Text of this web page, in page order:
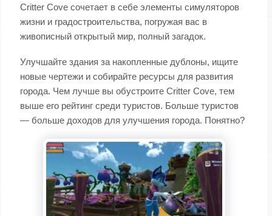
Critter Cove сочетает в себе элементы симуляторов
жизни и градостроительства, погружая вас в
живописный открытый мир, полный загадок.
Улучшайте здания за накопленные дублоны, ищите
новые чертежи и собирайте ресурсы для развития
города. Чем лучше вы обустроите Critter Cove, тем
выше его рейтинг среди туристов. Больше туристов
— больше доходов для улучшения города. Понятно?